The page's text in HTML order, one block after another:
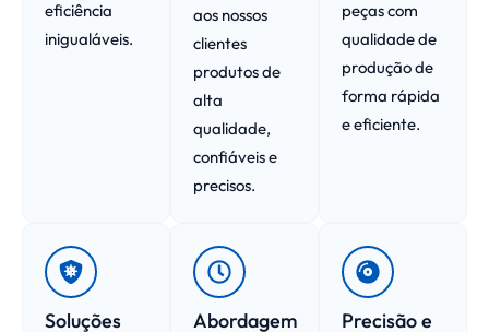
eficiência
inigualáveis.
aos nossos
clientes
produtos de
alta
qualidade,
confiáveis e
precisos.
peças com
qualidade de
produção de
forma rápida
e eficiente.
Soluções
Abordagem
Precisão e